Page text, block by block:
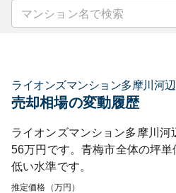
ライオンズマンション多摩川河辺
売却相場の変動履歴
ライオンズマンション多摩川河
56万円です。青梅市全体の坪単
低い水準です。
推定価格（万円）